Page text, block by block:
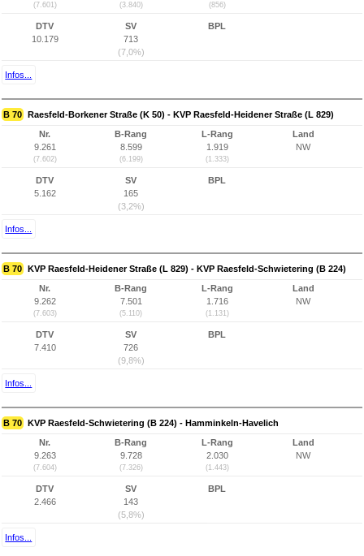
(7.601) (3.840) (856)
DTV
10.179
SV
713
(7,0%)
BPL
Infos...
B 70 Raesfeld-Borkener Straße (K 50) - KVP Raesfeld-Heidener Straße (L 829)
Nr.
9.261
(7.602)
B-Rang
8.599
(6.199)
L-Rang
1.919
(1.333)
Land
NW
DTV
5.162
SV
165
(3,2%)
BPL
Infos...
B 70 KVP Raesfeld-Heidener Straße (L 829) - KVP Raesfeld-Schwietering (B 224)
Nr.
9.262
(7.603)
B-Rang
7.501
(5.110)
L-Rang
1.716
(1.131)
Land
NW
DTV
7.410
SV
726
(9,8%)
BPL
Infos...
B 70 KVP Raesfeld-Schwietering (B 224) - Hamminkeln-Havelich
Nr.
9.263
(7.604)
B-Rang
9.728
(7.326)
L-Rang
2.030
(1.443)
Land
NW
DTV
2.466
SV
143
(5,8%)
BPL
Infos...